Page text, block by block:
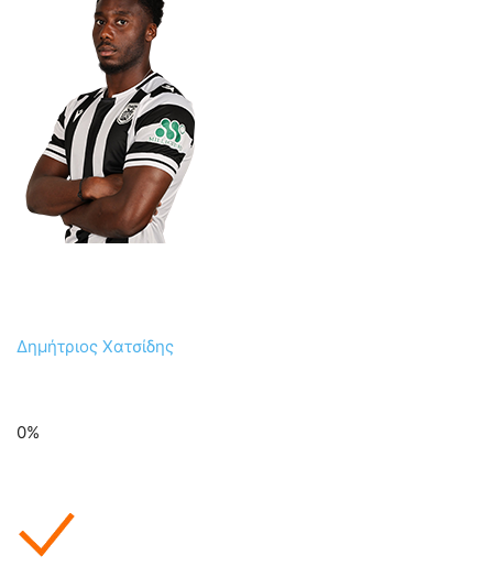
Δημήτριος Χατσίδης
0%